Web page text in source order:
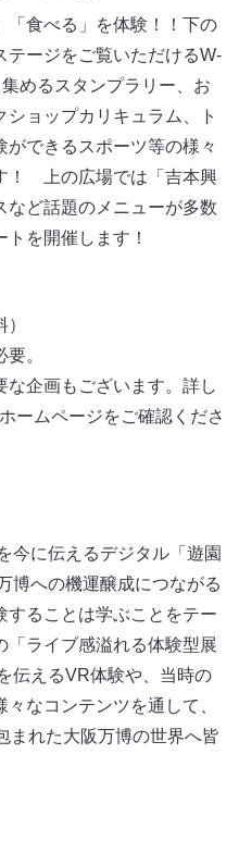
「食べる」を体験！！下の
テージをご覧いただけるW-
めるスタンプラリー、お
ョップカリキュラム、ト
ができるスポーツ等の様々
！ 上の広場では「吉本興
など話題のメニューが多数
を開催します！
。
企画もございます。詳し
ームページをご確認くださ
今に伝えるデジタル「遊園
への機運醸成につながる
することは学ぶことをテー
「ライブ感溢れる体験型展
伝えるVR体験や、当時の
なコンテンツを通して、
まれた大阪万博の世界へ皆